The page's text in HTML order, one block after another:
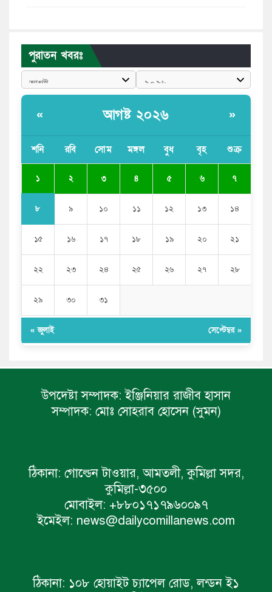
পাঁচ দেশি মাছে মিলল মাইক্রোপ্লাস্টিক, সবচেয়ে বেশি কই মাছে
বাংলাদেশী কর্মীদের আকামা নিয়ে বড় সুখবর দিলো সৌদি
সজীব ওয়াজেদ জয়
পুরাতন খবরঃ
« আগষ্ট ২০২৬ »
শনি রবি সোম মঙ্গল বুধ বৃহ শুক্র
১ ২ ৩ ৪ ৫ ৬ ৭
৮ ৯ ১০ ১১ ১২ ১৩ ১৪
১৫ ১৬ ১৭ ১৮ ১৯ ২০ ২১
২২ ২৩ ২৪ ২৫ ২৬ ২৭ ২৮
২৯ ৩০ ৩১
« জুলাই সেপ্টেম্বর »
উপদেষ্টা সম্পাদক: ইঞ্জিনিয়ার রাজীব হাসান
সম্পাদক: মোঃ সোহরাব হোসেন (সুমন)
ঠিকানা: গোল্ডেন টাওয়ার, আমতলী, কুমিল্লা সদর,
কুমিল্লা-৩৫০০
মোবাইল: +৮৮০১৭১৭৯৬০০৯৭
ইমেইল: news@dailycomillanews.com
ঠিকানা: ১০৮ হোয়াইট চ্যাপেল রোড, লন্ডন ই১